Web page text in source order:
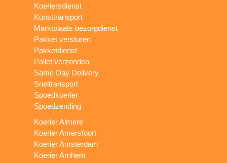
Koeriersdienst
Kunsttransport
Marktplaats bezorgdienst
Pakket versturen
Pakketdienst
Pallet verzenden
Same Day Delivery
Sneltransport
Spoedkoerier
Spoedzending
Koerier Almere
Koerier Amersfoort
Koerier Amsterdam
Koerier Arnhem